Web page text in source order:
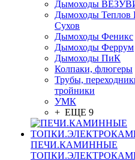
Дымоходы
Дымоходы Теплов
Сухов
Дымоходы Феникс
Дымоходы Феррум
Дымоходы ПиК
Колпаки, флюгеры
Трубы,
тройники
УМК
+ ЕЩЕ 9
ПЕЧИ.КАМИННЫЕ